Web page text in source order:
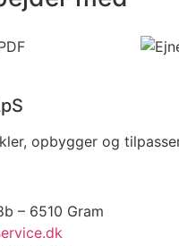
opbygger og
– 6510 Gram